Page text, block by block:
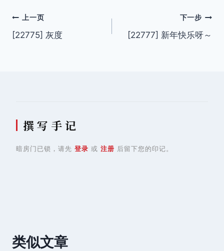
文
章
上一页
[22775] 灰度
下一步
[22777] 新年快乐呀～
撰 写 手 记
暗房门已锁，请先 登录 或 注册 后留下您的印记。
类似文章